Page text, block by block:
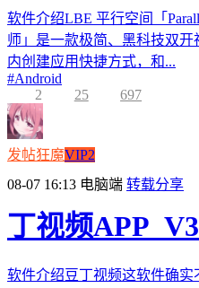
软件介绍LBE 平行空间「
师」是一款极简、黑科技双
内创建应用快捷方式，和...
#Android
2
25 697
发帖狂魔VIP2
08-07 16:13 电脑端 转载分享
丁视频
软件介绍豆丁视频这软件确实